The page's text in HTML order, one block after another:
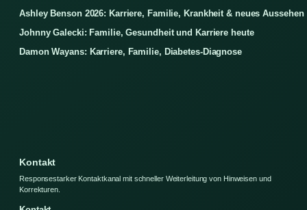
Ashley Benson 2026: Karriere, Familie, Krankheit & neues Aussehen
Johnny Galecki: Familie, Gesundheit und Karriere heute
Damon Wayans: Karriere, Familie, Diabetes-Diagnose
Kontakt
Responsestarker Kontaktkanal mit schneller Weiterleitung von Hinweisen und
Korrekturen.